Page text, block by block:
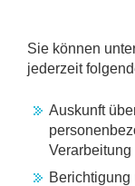
Sie können
jederzeit
Auskunft
Verarbeitung